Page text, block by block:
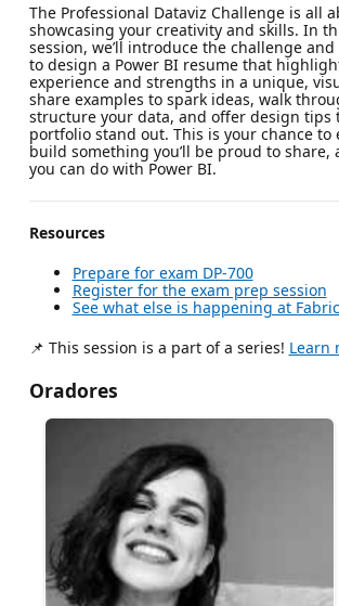
The Professional Dataviz Challenge is all
showcasing your creativity and skills. In
session, we’ll introduce the challenge
to design a Power BI resume that
experience and strengths in a unique,
share examples to spark ideas, walk
structure your data, and offer design tips
portfolio stand out. This is your chance to
build something you’ll be proud to share,
you can do with Power BI.
Resources
Prepare for exam DP-700
Register for the exam prep session
See what else is happening at
📌 This session is a part of a series! Learn
Oradores